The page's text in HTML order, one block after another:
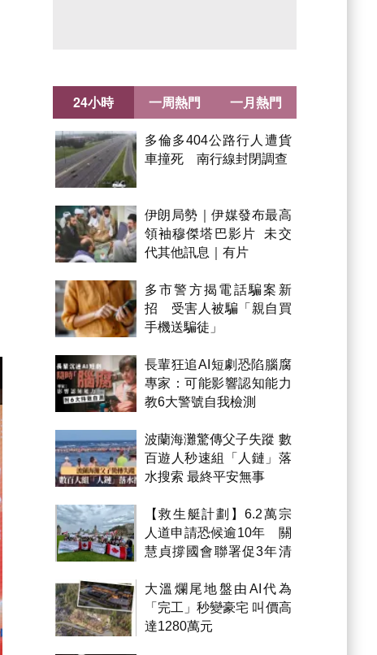
24小時
多倫多404公路行人遭貨
車撞死 南行線封閉調查
伊朗局勢｜伊媒發布最高
領袖穆傑塔巴影片 未交
代其他訊息｜有片
多市警方揭電話騙案新
招 受害人被騙「親自買
手機送騙徒」
長輩狂追AI短劇恐陷腦腐
專家：可能影響認知能力
教6大警號自我檢測
波蘭海灘驚傳父子失蹤 數
百遊人秒速組「人鏈」落
水搜索 最終平安無事
【救生艇計劃】6.2萬宗
人道申請恐候逾10年 關
慧貞撐國會聯署促3年清
大溫爛尾地盤由AI代為
「完工」秒變豪宅 叫價高
達1280萬元
一周熱門 一月熱門